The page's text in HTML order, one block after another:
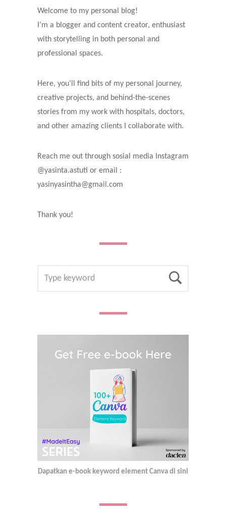
Welcome to my personal blog!
I’m a blogger and content creator, enthusiast
with storytelling in both personal and
professional spaces.
Here, you’ll find bits of my personal journey,
creative projects, and behind-the-scenes
stories from my work with hospitals, doctors,
and other amazing clients I collaborate with.
Reach me out through sosial media Instagram
@yasinta.astuti or email :
yasinyasintha@gmail.com
Thank you!
Dapatkan e-book keyword element Canva di sini